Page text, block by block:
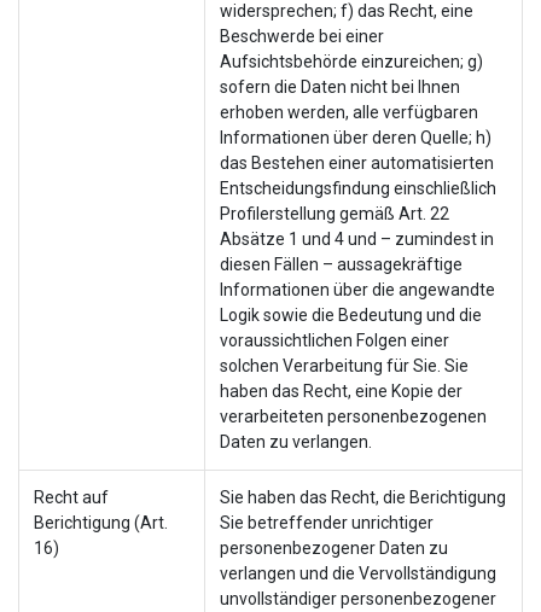
widersprechen; f) das Recht, eine
Beschwerde bei einer
Aufsichtsbehörde einzureichen; g)
sofern die Daten nicht bei Ihnen
erhoben werden, alle verfügbaren
Informationen über deren Quelle; h)
das Bestehen einer automatisierten
Entscheidungsfindung einschließlich
Profilerstellung gemäß Art. 22
Absätze 1 und 4 und – zumindest in
diesen Fällen – aussagekräftige
Informationen über die angewandte
Logik sowie die Bedeutung und die
voraussichtlichen Folgen einer
solchen Verarbeitung für Sie. Sie
haben das Recht, eine Kopie der
verarbeiteten personenbezogenen
Daten zu verlangen.
Recht auf
Berichtigung (Art.
16)
Sie haben das Recht, die Berichtigung
Sie betreffender unrichtiger
personenbezogener Daten zu
verlangen und die Vervollständigung
unvollständiger personenbezogener